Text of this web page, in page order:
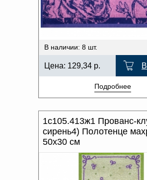
В наличии: 8 шт.
Цена: 129,34 р.
Подробнее
1с105.413ж1 Прованс-
сирень4) Полотенце
50х30 см